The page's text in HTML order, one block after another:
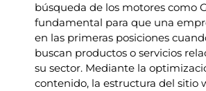
búsqueda de los motores como
fundamental para que una
en las primeras posiciones
buscan productos o servicios
su sector. Mediante la
contenido, la estructura del sitio